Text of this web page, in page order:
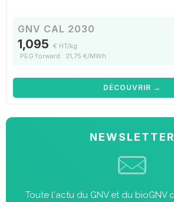
GNV CAL 2030
1,095 € HT/kg
PEG forward : 21,75 €/MWh
DÉCOUVRIR →
NEWSLETTER
Toute l'actu du GNV et du bioGNV